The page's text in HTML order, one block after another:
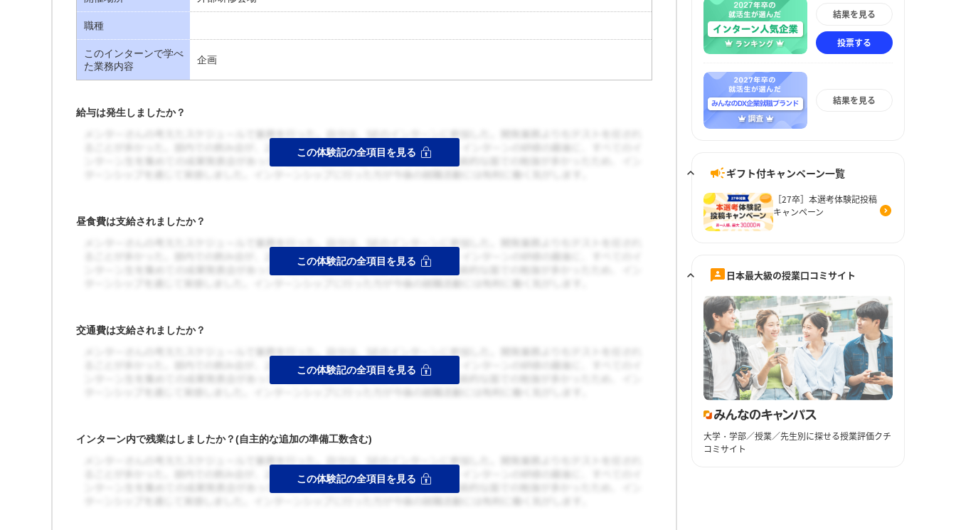
職種
このインターンで学べ
た業務内容
企画
給与は発生しましたか？
昼食費は支給されましたか？
交通費は支給されましたか？
インターン内で残業はしましたか？(自主的な追加の準備工数含む)
結果を見る
投票する
結果を見る
ギフト付キャンペーン一覧
［27卒］本選考体験記投稿
キャンペーン
日本最大級の授業口コミサイト
大学・学部／授業／先生別に探せる授業評価クチ
コミサイト